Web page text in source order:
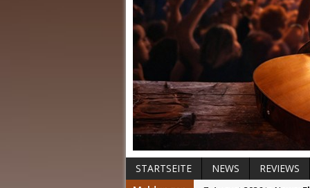
STARTSEITE NEWS REVIEWS